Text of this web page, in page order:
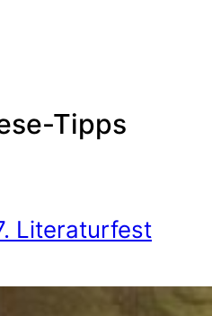
Tipps
Literaturfest